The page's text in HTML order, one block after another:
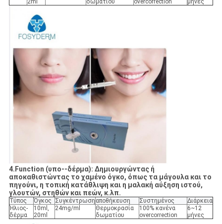
2ml δωματίου overcorrection μήνες
4.Function (υπο--δέρμα): Δημιουργώντας ή
αποκαθιστώντας το χαμένο όγκο, όπως τα μάγουλα και το
πηγούνι, η τοπική κατάθλιψη και η μαλακή αύξηση ιστού,
γλουτών, στηθών και πεών, κ.λπ.
Τύπος Όγκος Συγκέντρωση αποθήκευση Συστημένος
Διάρκεια
Ήλιος-
δέρμα
10ml,
20ml
24mg/ml
Θερμοκρασία
δωματίου
100% κανένα
overcorrection
6~12
μήνες